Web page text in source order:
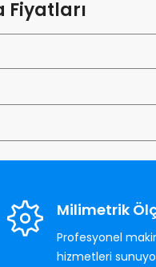
Fiyatları
Milimetrik
Profesyonel
hizmetleri